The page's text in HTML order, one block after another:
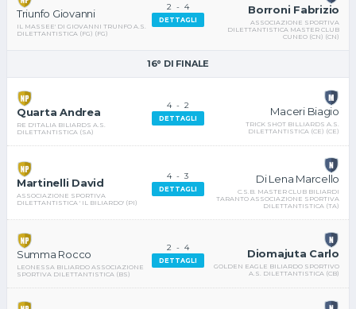
Triunfo Giovanni
IL MASSEE' DI GIOVANNI TRUNFO A.S.
DILETTANTISTICA (FG) (FG)
2- 4
DETTAGLI
Borroni Fabrizio
ASSOCIAZIONE SPORTIVA
DILETTANTISTICA MASTER CLUB
CUNEO (CN) (CN)
16° DI FINALE
Quarta Andrea
RE D'ITALIA BILIARDS A.S.
DILETTANTISTICA (SA)
4- 2
DETTAGLI
Maceri Biagio
TRICK SHOT BILLIARDS A.S.
DILETTANTISTICA (CE) (CE)
Martinelli David
ASSOCIAZIONE SPORTIVA
DILETTANTISTICA ' IL BILIARDO' (PI)
4-3
DETTAGLI
Di Lena Marcello
C.S.B. MASTER CLUB BILIARDI
TARANTO ASSOCIAZIONE SPORTIVA
DILETTANTISTICA (TA)
Summa Rocco
LEONESSA BILIARDO ASSOCIAZIONE
SPORTIVA DILETTANTISTICA (BS)
2- 4
DETTAGLI
Diomajuta Carlo
GOLDEN EAGLE BILIARDO SPORTIVO
A.S. DILETTANTISTICA (CB)